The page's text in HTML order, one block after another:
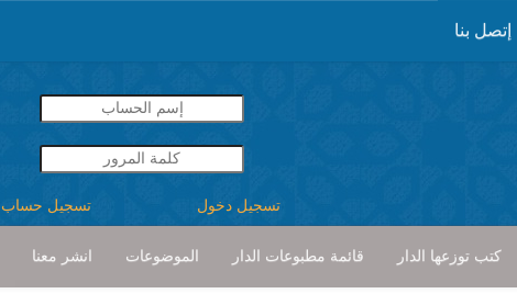
إتصل بنا
تسجيل دخول تسجيل حساب
كتب توزعها الدار قائمة مطبوعات الدار الموضوعات
انشر معنا